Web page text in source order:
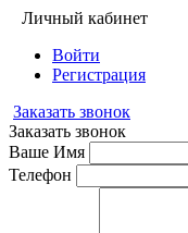
Личный кабинет
Войти
Регистрация
Заказать звонок
Заказать звонок
Ваше Имя
Телефон